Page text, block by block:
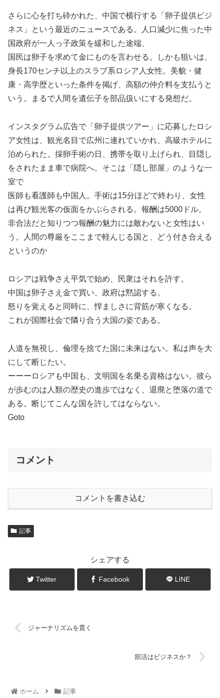
さらに心を打ち砕かれた、中国で横行する「卵子提供ビジ
ネス」という最近のニュースである。人口減少に焦った中
国政府が一人っ子政策を緩和した途端、
国民は卵子を求めて金にものを言わせる。しかも狙いは、
身長170センチ以上のスラブ系ロシア人女性。美貌・健
康・高学歴といった条件を掲げ、高額の仲介料を支払うと
いう。まるで人間を遺伝子を部品扱いにする発想だ。
インスタグラム広告で「卵子提供ツアー」に応募したロシ
ア女性は、観光名目で広州に連れていかれ、高級ホテルに
泊められた。採卵手術の日、携帯を取り上げられ、目隠し
をされたまま車で病院へ。そこは「隠し部屋」のような一
室で
医師も看護師も中国人。手術は15分ほどで終わり、女性
は再び観光客の仮面をかぶらされる。報酬は5000ドル。
非合法だと知りつつ報酬の魅力には敵わないと女性はい
う。人間の尊厳をここまで軽んじる国と、どう付き合える
というのか
ロシアは戦争さえ平気で始め、民衆はそれを許す。
中国は卵子さえ金で買い、政府は黙認する。
怒りを覚えると同時に、悍ましさに背筋が寒くなる。
これが国際社会で隣り合う大国の姿である。
人道を無視し、倫理を捨てた国に未来はない。私は声を大
にして断じたい。
ーーーロシアも中国も、文明国を名乗る資格はない。彼ら
が歩むのは人類の歴史の進歩ではなく、退廃と堕落の道で
ある。断じてこんな国を許してはならない。
Goto
コメント
コメントを書き込む
記事
シェアする
Twitter Facebook LINE
ジャーナリズムを貫く
部活はビジネスか？
ホーム 記事